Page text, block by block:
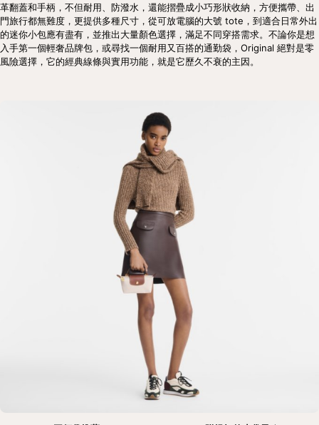
革翻蓋和手柄，不但耐用、防潑水，還能摺疊成小巧形狀收納，方便攜帶、出
門旅行都無難度，更提供多種尺寸，從可放電腦的大號 tote，到適合日常外出
的迷你小包應有盡有，並推出大量顏色選擇，滿足不同穿搭需求。不論你是想
入手第一個輕奢品牌包，或尋找一個耐用又百搭的通勤袋，Original 絕對是零
風險選擇，它的經典線條與實用功能，就是它歷久不衰的主因。